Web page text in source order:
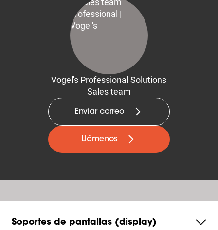
Vogel's Professional Solutions
Sales team
Enviar correo
Llámenos
Soportes de pantallas (display)